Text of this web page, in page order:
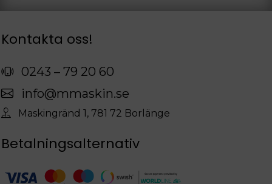
Kontakta oss!
0243 – 79 20 60
info@mmaskin.se
Maskingränd 1, 781 72 Borlänge
Betalningsalternativ